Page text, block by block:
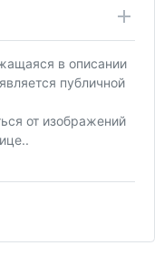
в описании
публичной
от изображений